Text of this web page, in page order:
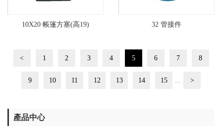
10X20 帳篷方塞(高19) 32 管接件
< 1 2 3 4 5 6 7 8
9 10 11 12 13 14 15 >
產品中心